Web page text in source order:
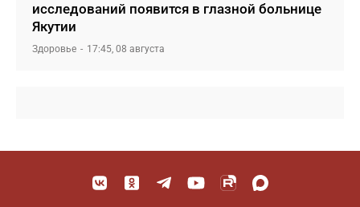
исследований появится в глазной больнице
Якутии
Здоровье 17:45, 08 августа